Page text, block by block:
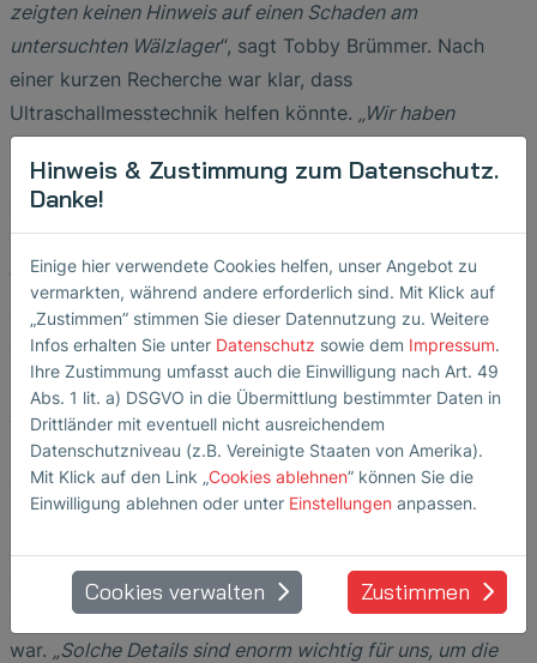
zeigten keinen Hinweis auf einen Schaden am
untersuchten Wälzlager“, sagt Tobby Brümmer. Nach
einer kurzen Recherche war klar, dass
Ultraschallmesstechnik helfen könnte. „Wir haben
daraufhin die Firma SONOTEC GmbH kontaktiert und um
eine Messung mit Ultraschalltechnik gebeten“, fügt
Tobby Brümmer hinzu. Bereits bei der Messung vor Ort
Wälzlager eingrenzt werden. Der Messeffekt war
deutlich und im Vergleich zum zweiten Trockner konnte
gleich vor Ort eine Aussage über die Schwere des
Schadens getroffen werden. Die anschließende
Auswertung durch den Applikationsingenieur von
SONOTEC brachte weitere Erkenntnisse. So konnte zum
einen bestätigt werden, dass es sich um einen schweren
bereits stark fortgeschrittenen Schaden am Wälzlager
der Außenring stark beschädigt sein muss und speziell
eine Laufbahn des zweireihigen Lagers stärker betroffen
war. „Solche Details sind enorm wichtig für uns, um die
Hinweis & Zustimmung zum Datenschutz.
Danke!
Einige hier verwendete Cookies helfen, unser Angebot zu
vermarkten, während andere erforderlich sind. Mit Klick auf
„Zustimmen” stimmen Sie dieser Datennutzung zu. Weitere
Infos erhalten Sie unter Datenschutz sowie dem Impressum.
Ihre Zustimmung umfasst auch die Einwilligung nach Art. 49
Abs. 1 lit. a) DSGVO in die Übermittlung bestimmter Daten in
Drittländer mit eventuell nicht ausreichendem
Datenschutzniveau (z.B. Vereinigte Staaten von Amerika).
Mit Klick auf den Link „Cookies ablehnen” können Sie die
Einwilligung ablehnen oder unter Einstellungen anpassen.
Cookies verwalten Zustimmen